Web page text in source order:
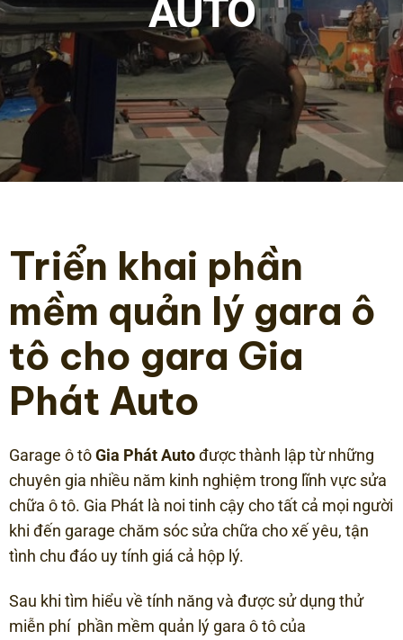
AUTO
Triển khai phần
mềm quản lý gara ô
tô cho gara Gia
Phát Auto
Garage ô tôGia Phát Autođược thành lập từ những
chuyên gia nhiều năm kinh nghiệm trong lĩnh vực sửa
chữa ô tô. Gia Phát là noi tinh cậy cho tất cả mọi người
khi đến garage chăm sóc sửa chữa cho xế yêu, tận
tình chu đáo uy tính giá cả hộp lý.
Sau khi tìm hiểu về tính năng và được sử dụng thử
miễn phí phần mềm quản lý gara ô tô của